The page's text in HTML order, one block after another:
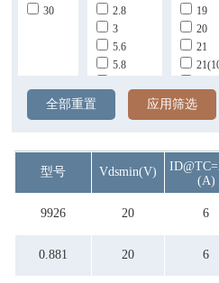
30
2.8
3
5.6
5.8
19
20
21
45
46
48
全部重置 应用筛选
型号 Vdsmin(v)
(A)
9926 20 6
0.881 20 6